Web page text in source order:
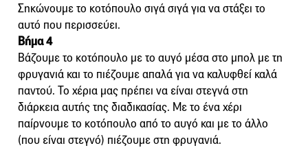
Σηκώνουμε το κοτόπουλο σιγά σιγά για να στάξει το
αυτό που περισσεύει.
Βήμα 4
Βάζουμε το κοτόπουλο με το αυγό μέσα στο μπολ με τη
φρυγανιά και το πιέζουμε απαλά για να καλυφθεί καλά
παντού. Το χέρια μας πρέπει να είναι στεγνά στη
διάρκεια αυτής της διαδικασίας. Με το ένα χέρι
παίρνουμε το κοτόπουλο από το αυγό και με το άλλο
(που είναι στεγνό) πιέζουμε στη φρυγανιά.